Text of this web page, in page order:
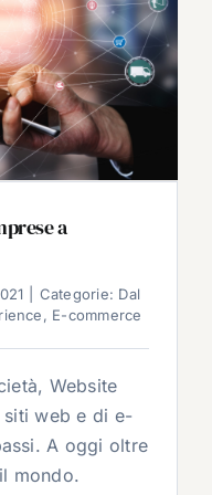
a
Categorie: Dal
, E-commerce
Website
siti web e di e-
A oggi oltre
mondo.